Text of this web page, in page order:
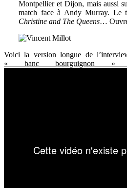
Montpellier et Dijon, mais aussi
match face à Andy Murray. Le
Christine and The Queens…
Voici la version longue de
« banc bourguignon